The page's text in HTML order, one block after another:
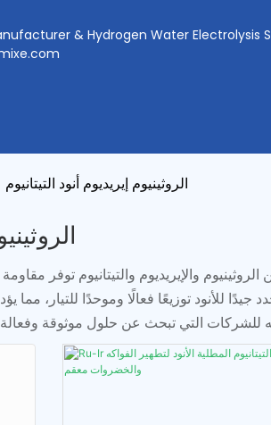
& Hydrogen Water
الروثينيوم إيريديوم أنود التيتانيوم
والإيريديوم والتيتانيوم توفر
جيدًا للأنود توزيعًا فعالًا وموحدًا للتيار،